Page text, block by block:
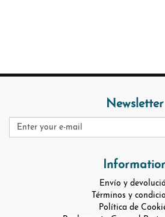
Newsletter
Envío y
Términos y
Política de